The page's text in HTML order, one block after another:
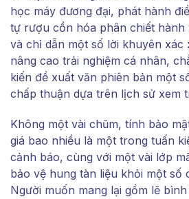
học máy đương đại, phát hành
tự rượu cồn hóa phân chiết hành
và chỉ dẫn một số lời khuyên xác
nâng cao trải nghiệm cá nhân,
kiến đề xuất văn phiên bản một
chấp thuận dựa trên lịch sử xem
Không một vài chũm, tính bảo
giá bao nhiều là một trong tuấn
cảnh báo, cùng với một vài lớp
bảo vệ hung tàn liệu khỏi một số
Người muốn mang lại gồm lẽ